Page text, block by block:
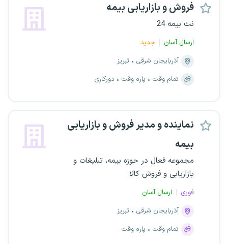
فروش و بازاریابی بیمه
نت بیمه 24
ارسال آسان
جدید
آذربایجان شرقی
تبریز
تمام وقت
پاره وقت دورکاری
نماینده و مدیر فروش و بازاریابی
بیمه
مجموعه فعال در حوزه بیمه، تبلیغات و
بازاریابی و فروش کالا
فوری
ارسال آسان
آذربایجان شرقی
تبریز
تمام وقت
پاره وقت